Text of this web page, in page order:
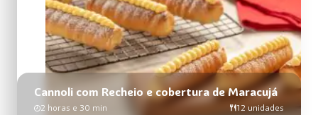
Cannoli com Recheio e cobertura de Maracujá
2 horas e 30 min 12 unidades